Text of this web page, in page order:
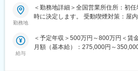
変更の範囲：会社の定める業務
■働き方魅力
各担当の負担を軽減し、バランスの
きます。休日・夜間の問い合わせは
これまでのご経験を、医療機器の設置
PACS（医療用画像管理システム）や
■PACSとは
レントゲン、CT、MRIなどで撮影し
勤務地
＜勤務地詳細＞全国営業所住所：初
時に決定します。 受動喫煙対策：屋
給与
＜予定年収＞500万円～800万円＜賃
月額（基本給）：275,000円～